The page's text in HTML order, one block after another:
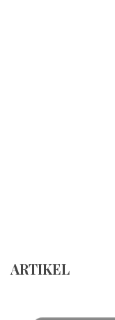
ARTIKEL